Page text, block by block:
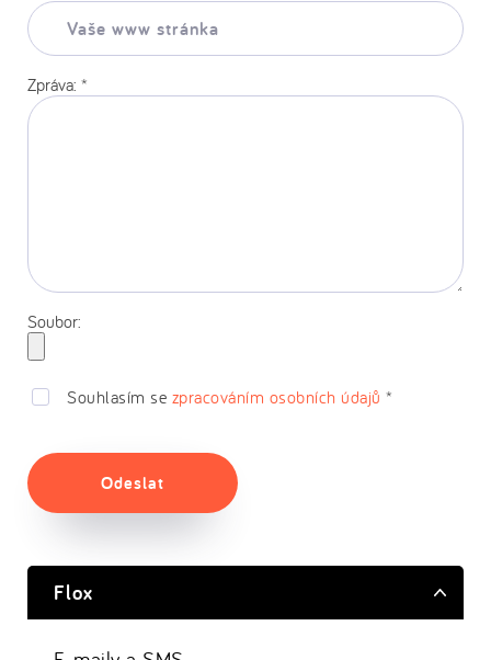
Vaše
www
stránka:
Zpráva: *
Soubor:
Souhlasím se zpracováním osobních údajů *
Odeslat
Flox